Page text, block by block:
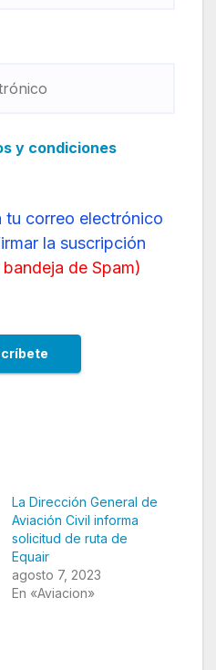
y condiciones
tu correo electrónico
la suscripción
de Spam)
La Dirección General de
Aviación Civil informa
solicitud de ruta de
Equair
agosto 7, 2023
En «Aviacion»